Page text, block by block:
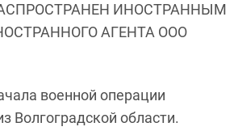
ИНОСТРАННЫМ
АГЕНТА ООО
военной операции
Волгоградской области.